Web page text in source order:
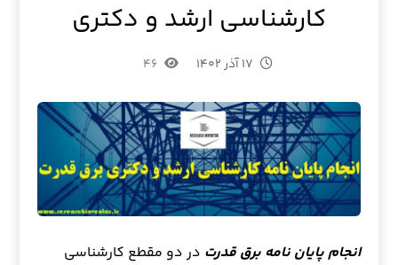
کارشناسی ارشد و دکتری
۱۷ آذر ۱۴۰۲ ۴۶
انجام پایان نامه برق قدرت در دو مقطع کارشناسی